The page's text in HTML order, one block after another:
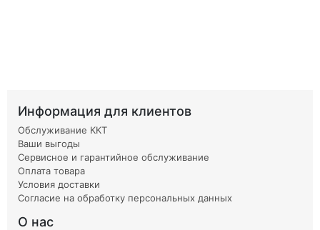
Информация для клиентов
Обслуживание ККТ
Ваши выгоды
Сервисное и гарантийное обслуживание
Оплата товара
Условия доставки
Согласие на обработку персональных данных
О нас